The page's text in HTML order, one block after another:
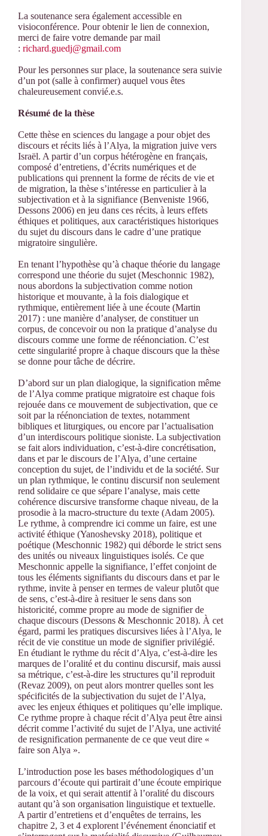
La soutenance sera également accessible en
visioconférence. Pour obtenir le lien de connexion,
merci de faire votre demande par mail
: richard.guedj@gmail.com
Pour les personnes sur place, la soutenance sera suivie
d’un pot (salle à confirmer) auquel vous êtes
chaleureusement convié.e.s.
Résumé de la thèse
Cette thèse en sciences du langage a pour objet des
discours et récits liés à l’Alya, la migration juive vers
Israël. A partir d’un corpus hétérogène en français,
composé d’entretiens, d’écrits numériques et de
publications qui prennent la forme de récits de vie et
de migration, la thèse s’intéresse en particulier à la
subjectivation et à la signifiance (Benveniste 1966,
Dessons 2006) en jeu dans ces récits, à leurs effets
éthiques et politiques, aux caractéristiques historiques
du sujet du discours dans le cadre d’une pratique
migratoire singulière.
En tenant l’hypothèse qu’à chaque théorie du langage
correspond une théorie du sujet (Meschonnic 1982),
nous abordons la subjectivation comme notion
historique et mouvante, à la fois dialogique et
rythmique, entièrement liée à une écoute (Martin
2017) : une manière d’analyser, de constituer un
corpus, de concevoir ou non la pratique d’analyse du
discours comme une forme de réénonciation. C’est
cette singularité propre à chaque discours que la thèse
se donne pour tâche de décrire.
D’abord sur un plan dialogique, la signification même
de l’Alya comme pratique migratoire est chaque fois
rejouée dans ce mouvement de subjectivation, que ce
soit par la réénonciation de textes, notamment
bibliques et liturgiques, ou encore par l’actualisation
d’un interdiscours politique sioniste. La subjectivation
se fait alors individuation, c’est-à-dire concrétisation,
dans et par le discours de l’Alya, d’une certaine
conception du sujet, de l’individu et de la société. Sur
un plan rythmique, le continu discursif non seulement
rend solidaire ce que sépare l’analyse, mais cette
cohérence discursive transforme chaque niveau, de la
prosodie à la macro-structure du texte (Adam 2005).
Le rythme, à comprendre ici comme un faire, est une
activité éthique (Yanoshevsky 2018), politique et
poétique (Meschonnic 1982) qui déborde le strict sens
des unités ou niveaux linguistiques isolés. Ce que
Meschonnic appelle la signifiance, l’effet conjoint de
tous les éléments signifiants du discours dans et par le
rythme, invite à penser en termes de valeur plutôt que
de sens, c’est-à-dire à resituer le sens dans son
historicité, comme propre au mode de signifier de
chaque discours (Dessons & Meschonnic 2018). À cet
égard, parmi les pratiques discursives liées à l’Alya, le
récit de vie constitue un mode de signifier privilégié.
En étudiant le rythme du récit d’Alya, c’est-à-dire les
marques de l’oralité et du continu discursif, mais aussi
sa métrique, c’est-à-dire les structures qu’il reproduit
(Revaz 2009), on peut alors montrer quelles sont les
spécificités de la subjectivation du sujet de l’Alya,
avec les enjeux éthiques et politiques qu’elle implique.
Ce rythme propre à chaque récit d’Alya peut être ainsi
décrit comme l’activité du sujet de l’Alya, une activité
de resignification permanente de ce que veut dire «
faire son Alya ».
L’introduction pose les bases méthodologiques d’un
parcours d’écoute qui partirait d’une écoute empirique
de la voix, et qui serait attentif à l’oralité du discours
autant qu’à son organisation linguistique et textuelle.
A partir d’entretiens et d’enquêtes de terrains, les
chapitre 2, 3 et 4 explorent l’événement énonciatif et